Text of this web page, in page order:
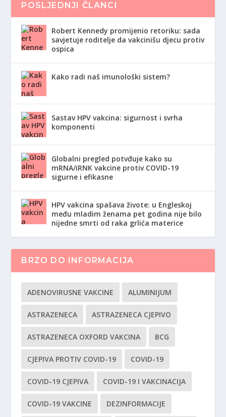
POSLJEDNJI ČLANCI
Robert Kennedy promijenio retoriku: sada
savjetuje roditelje da vakcinišu djecu protiv
ospica
Kako radi naš imunološki sistem?
Sastav HPV vakcina: sigurnost i svrha
komponenti
Globalni pregled potvđuje kako su
mRNA/iRNK vakcine protiv COVID-19
sigurne i efikasne
HPV vakcina spašava živote: u Engleskoj
među mladim ženama pet godina nije bilo
nijedne smrti od raka grlića materice
BRZO DO INFORMACIJA
ADENOVIRUSNE VAKCINE ALUMINIJUM
ASTRAZENECA ASTRAZENECA CJEPIVO
ASTRAZENECA OXFORD VAKCINA BCG
CJEPIVA PROTIV COVID-19 COVID-19
COVID-19 CJEPIVA COVID-19 I VAKCINACIJA
COVID-19 VAKCINE DEZINFORMACIJE